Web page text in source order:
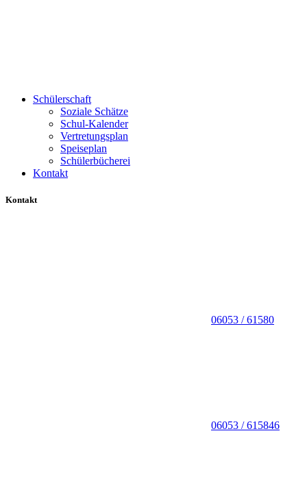
Schülerschaft
Soziale Schätze
Schul-Kalender
Vertretungsplan
Speiseplan
Schülerbücherei
Kontakt
Kontakt
06053 / 61580
06053 / 615846